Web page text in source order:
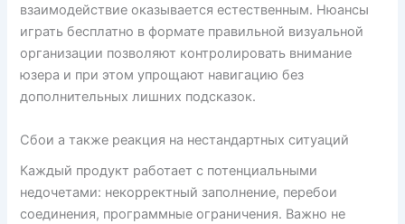
взаимодействие оказывается естественным. Нюансы
играть бесплатно в формате правильной визуальной
организации позволяют контролировать внимание
юзера и при этом упрощают навигацию без
дополнительных лишних подсказок.
Сбои а также реакция на нестандартных ситуаций
Каждый продукт работает с потенциальными
недочетами: некорректный заполнение, перебои
соединения, программные ограничения. Важно не